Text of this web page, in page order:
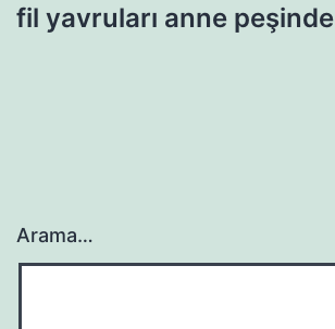
fil yavruları anne peşinde
Arama…